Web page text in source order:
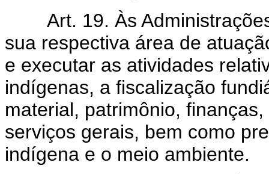
Art. 19. Às Administrações
sua respectiva área de
e executar as atividades
indígenas, a fiscalização
material, patrimônio,
serviços gerais, bem como
indígena e o meio ambiente.